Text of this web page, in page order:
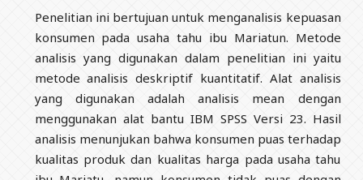
Penelitian ini bertujuan untuk menganalisis kepuasan
konsumen pada usaha tahu ibu Mariatun. Metode
analisis yang digunakan dalam penelitian ini yaitu
metode analisis deskriptif kuantitatif. Alat analisis
yang digunakan adalah analisis mean dengan
menggunakan alat bantu IBM SPSS Versi 23. Hasil
analisis menunjukan bahwa konsumen puas terhadap
kualitas produk dan kualitas harga pada usaha tahu